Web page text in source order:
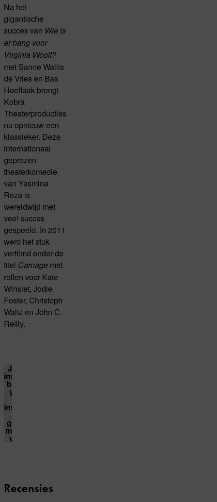
Na het
gigantische
succes van Wie is
er bang voor
Virginia Woolf?
met Sanne Wallis
de Vries en Bas
Hoeflaak brengt
Kobra
Theaterproducties
nu opnieuw een
klassieker. Deze
internationaal
geprezen
theaterkomedie
van Yasmina
Reza is
wereldwijd met
veel succes
gespeeld. In 2011
werd het stuk
verfilmd onder de
titel Carnage met
rollen voor Kate
Winslet, Jodie
Foster, Christoph
Waltz en John C.
Reilly.
Je cookie
instellingen
blokkeren
youtube.
instellingen
aan om
gebruik te
maken van
youtube.
Recensies